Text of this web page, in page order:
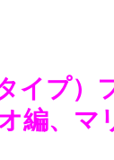
イプ）
編、マ